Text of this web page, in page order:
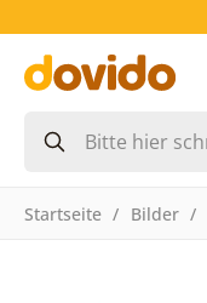
Startseite Bilder